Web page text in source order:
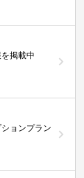
掲載中
ョンプラン